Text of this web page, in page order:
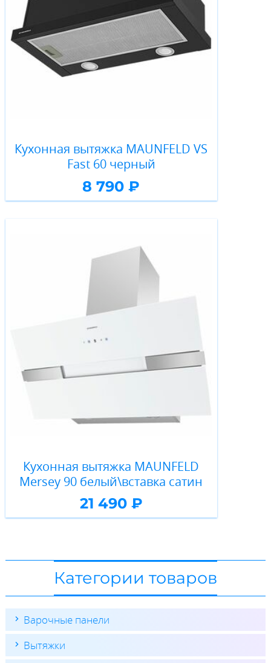
Кухонная вытяжка MAUNFELD VS
Fast 60 черный
8 790 ₽
Кухонная вытяжка MAUNFELD
Mersey 90 белый\вставка сатин
21 490 ₽
Категории товаров
Варочные панели
Вытяжки